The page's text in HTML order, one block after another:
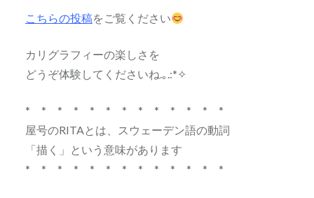
こちらの投稿をご覧ください
カリグラフィーの楽しさを
どうぞ体験してくださいね.｡.:*✧
* * * * * * * * * * * * *
屋号のRITAとは、スウェーデン語の動詞
「描く」という意味があります
* * * * * * * * * * * * *